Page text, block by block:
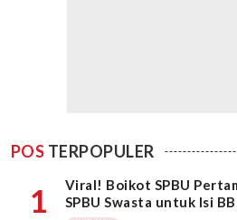
POS TERPOPULER
1
Viral! Boikot SPBU
SPBU Swasta untuk Isi